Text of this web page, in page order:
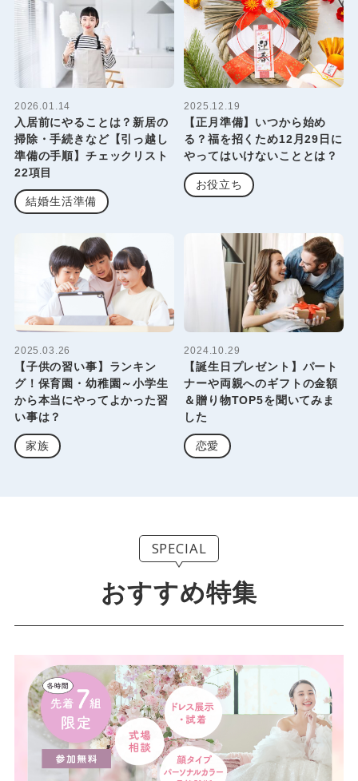
2026.01.14
入居前にやることは？新居の
掃除・手続きなど【引っ越し
準備の手順】チェックリスト
22項目
結婚生活準備
2025.12.19
【正月準備】いつから始め
る？福を招くため12月29日に
やってはいけないこととは？
お役立ち
2025.03.26
【子供の習い事】ランキン
グ！保育園・幼稚園～小学生
から本当にやってよかった習
い事は？
家族
2024.10.29
【誕生日プレゼント】パート
ナーや両親へのギフトの金額
＆贈り物TOP5を聞いてみま
した
恋愛
SPECIAL
おすすめ特集